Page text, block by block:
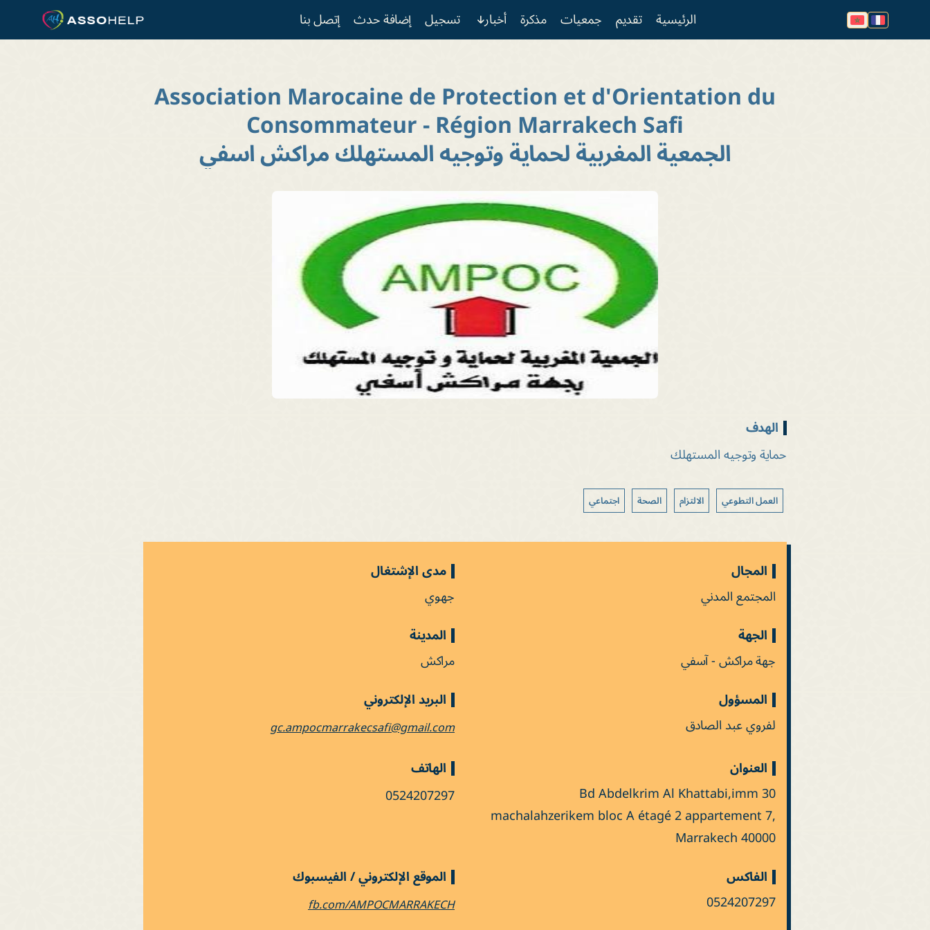
الرئيسية تقديم جمعيات مذكرة أخبار
عمل تطوعي شباب بيئة تنمية صحة إجتماعي مهني دعوة إلى
تسجيل إضافة حدث إتصل بنا
Association Marocaine de Protection et d'Orientation du
Consommateur - Région Marrakech Safi
الجمعية المغربية لحماية وتوجيه المستهلك مراكش اسفي
الهدف
حماية وتوجيه المستهلك
العمل التطوعي الالتزام الصحة اجتماعي
المجال
المجتمع المدني
مدى الإشتغال
جهوي
الجهة
جهة مراكش - آسفي
المدينة
مراكش
المسؤول
لفروي عبد الصادق
البريد الإلكتروني
gc.ampocmarrakecsafi@gmail.com
العنوان
30 Bd Abdelkrim Al Khattabi,imm
machalahzerikem bloc A étagé 2 appartement 7,
Marrakech 40000
الهاتف
0524207297
الفاكس
0524207297
الموقع الإلكتروني / الفيسبوك
fb.com/AMPOCMARRAKECH